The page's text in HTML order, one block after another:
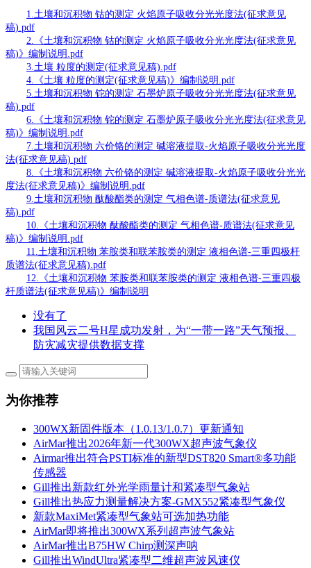
1.土壤和沉积物 钴的测定 火焰原子吸收分光光度法(征求意见
稿).pdf
2.《土壤和沉积物 钴的测定 火焰原子吸收分光光度法(征求意见
稿)》编制说明.pdf
3.土壤 粒度的测定(征求意见稿).pdf
4.《土壤 粒度的测定(征求意见稿)》编制说明.pdf
5.土壤和沉积物 铊的测定 石墨炉原子吸收分光光度法(征求意见
稿).pdf
6.《土壤和沉积物 铊的测定 石墨炉原子吸收分光光度法(征求意见
稿)》编制说明.pdf
7.土壤和沉积物 六价铬的测定 碱溶液提取-火焰原子吸收分光光度
法(征求意见稿).pdf
8.《土壤和沉积物 六价铬的测定 碱溶液提取-火焰原子吸收分光光
度法(征求意见稿)》编制说明.pdf
9.土壤和沉积物 酞酸酯类的测定 气相色谱-质谱法(征求意见
稿).pdf
10.《土壤和沉积物 酞酸酯类的测定 气相色谱-质谱法(征求意见
稿)》编制说明.pdf
11.土壤和沉积物 苯胺类和联苯胺类的测定 液相色谱-三重四极杆
质谱法(征求意见稿).pdf
12.《土壤和沉积物 苯胺类和联苯胺类的测定 液相色谱-三重四极
杆质谱法(征求意见稿)》编制说明
没有了
我国风云二号H星成功发射，为“一带一路”天气预报、
防灾减灾提供数据支撑
为你推荐
300WX新固件版本（1.0.13/1.0.7）更新通知
AirMar推出2026年新一代300WX超声波气象仪
Airmar推出符合PSTI标准的新型DST820 Smart®多功能
传感器
Gill推出新款红外光学雨量计和紧凑型气象站
Gill推出热应力测量解决方案-GMX552紧凑型气象仪
新款MaxiMet紧凑型气象站可选加热功能
AirMar即将推出300WX系列超声波气象站
AirMar推出B75HW Chirp测深声呐
Gill推出WindUltra紧凑型二维超声波风速仪